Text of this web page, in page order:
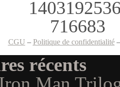
CGU – Politique de confidentialité
récents